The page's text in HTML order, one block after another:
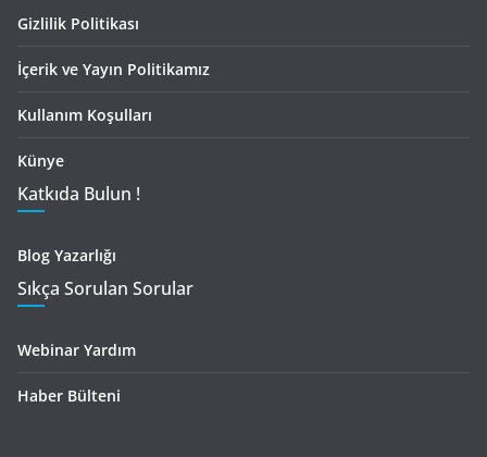
Gizlilik Politikası
İçerik ve Yayın Politikamız
Kullanım Koşulları
Künye
Katkıda Bulun !
Blog Yazarlığı
Sıkça Sorulan Sorular
Webinar Yardım
Haber Bülteni